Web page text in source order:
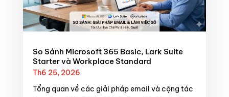
So Sánh Microsoft 365 Basic, Lark Suite
Starter và Workplace Standard
Th6 25, 2026
Tổng quan về các giải pháp email và cộng tác